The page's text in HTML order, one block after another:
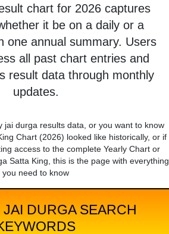
chart for 2026 captures
it be on a daily or a
one annual summary. Users
all past chart entries and
result data through monthly
updates.
jai durga results data, or you want to know
Chart (2026) looked like historically, or if
access to the complete Yearly Chart or
Satta King, this is the page with everything
you need to know
DURGA SEARCH